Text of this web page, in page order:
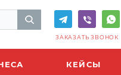
ЗАКАЗАТЬ ЗВОНОК
КЕЙСЫ